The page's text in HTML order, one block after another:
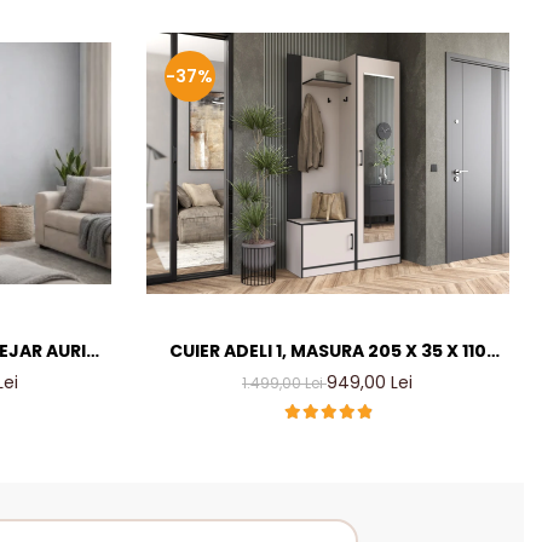
AURIU
LIVING
-37%
CUIER ADELI 1, MASURA 205 X 35 X 110
CM, CULOARE CASMIR INCHIS
1.499,00 Lei949,00 Lei